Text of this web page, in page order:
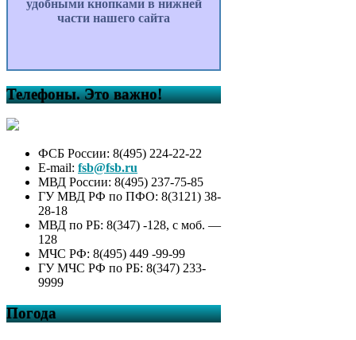
удобными кнопками в нижней
части нашего сайта
Телефоны. Это важно!
ФСБ России: 8(495) 224-22-22
E-mail: fsb@fsb.ru
МВД России: 8(495) 237-75-85
ГУ МВД РФ по ПФО: 8(3121) 38-
28-18
МВД по РБ: 8(347) -128, с моб. —
128
МЧС РФ: 8(495) 449 -99-99
ГУ МЧС РФ по РБ: 8(347) 233-
9999
Погода